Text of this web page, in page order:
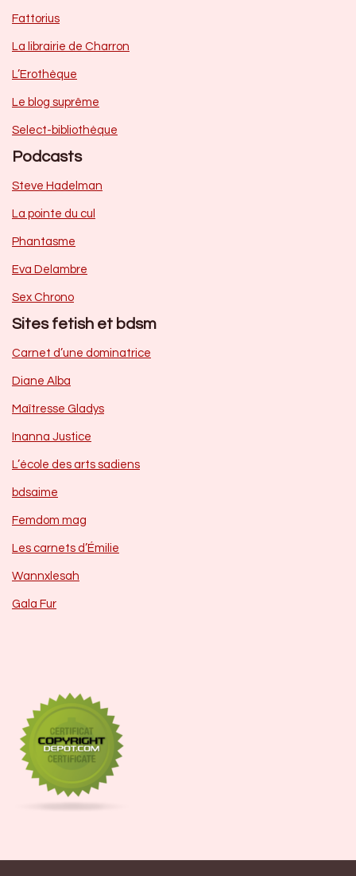
Fattorius
La librairie de Charron
L’Erothèque
Le blog suprême
Select-bibliothèque
Podcasts
Steve Hadelman
La pointe du cul
Phantasme
Eva Delambre
Sex Chrono
Sites fetish et bdsm
Carnet d’une dominatrice
Diane Alba
Maîtresse Gladys
Inanna Justice
L’école des arts sadiens
bdsaime
Femdom mag
Les carnets d’Émilie
Wannxlesah
Gala Fur